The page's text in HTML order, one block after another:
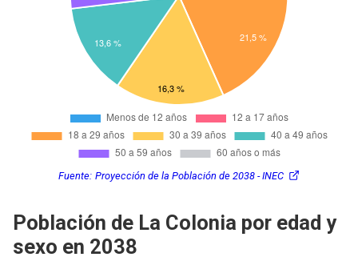
Fuente: Proyección de la Población de 2038 - INEC
Población de La Colonia por edad y
sexo en 2038